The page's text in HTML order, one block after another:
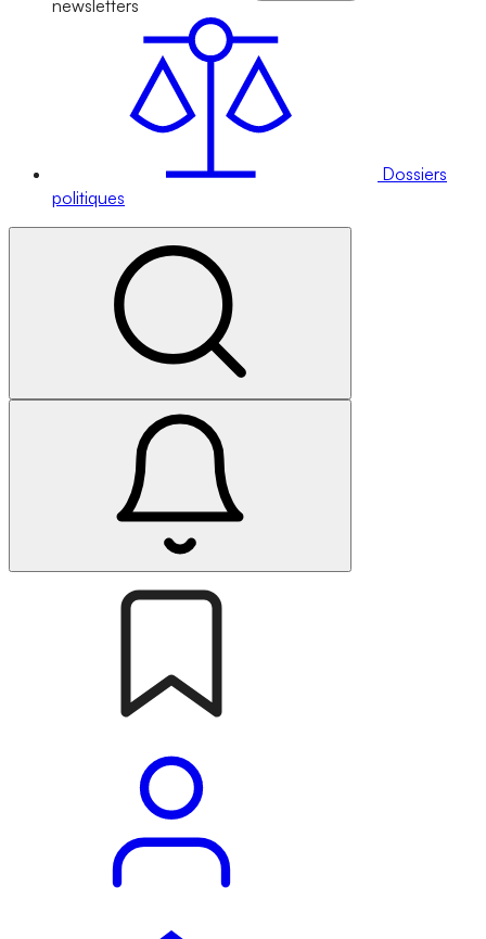
newsletters
Dossiers
politiques